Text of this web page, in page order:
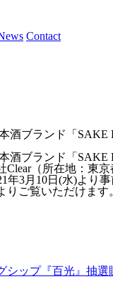
Contact
酒ブランド「
酒ブランド「
Clear（所在地：東
年3月10日(水)より
りご覧いただけます
シップ『百光』抽